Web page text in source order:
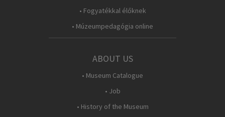
• Fogyatékkal élőknek
• Múzeumpedagógia online
ABOUT US
• Museum Catalogue
• Job
• History of the Museum